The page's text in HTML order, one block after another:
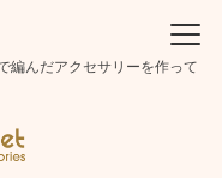
編んだアクセサリーを作って